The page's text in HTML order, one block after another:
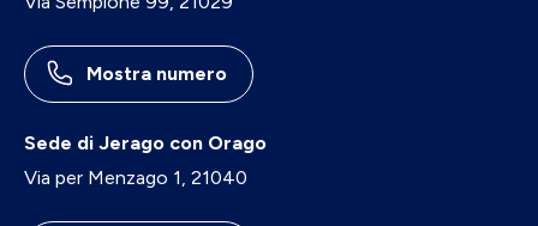
Mostra numero
Sede di Jerago con Orago
Via per Menzago 1, 21040